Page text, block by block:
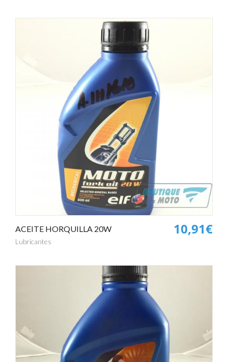
ACEITE HORQUILLA 20W
Lubricantes
10,91€